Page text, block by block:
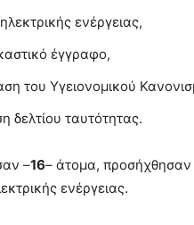
ενέργειας,
έγγραφο,
του Υγειονομικού
δελτίου ταυτότητας.
–16– άτομα, προσήχθησαν
ενέργειας.